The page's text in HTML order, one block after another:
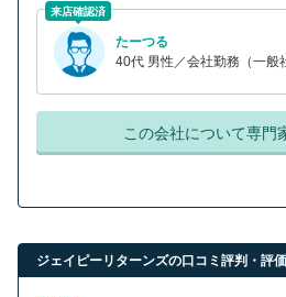
来店確認済
たーつる
40代 男性／会社勤務（一般
この会社について専門
ジェイピーリターンズの口コミ評判・評価